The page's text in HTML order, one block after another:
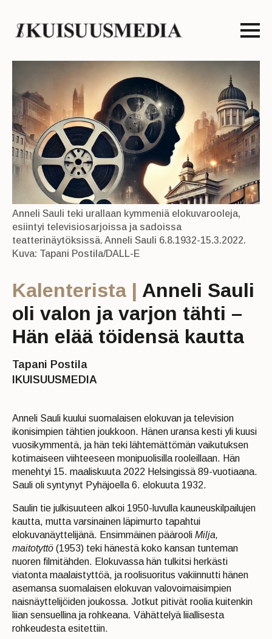
Anneli Sauli teki urallaan kymmeniä elokuvarooleja,
esiintyi televisiosarjoissa ja sadoissa
teatterinäytöksissä. Anneli Sauli 6.8.1932-15.3.2022.
Kuva: Tapani Postila/DALL-E
Kalenterista | Anneli Sauli
oli valon ja varjon tähti –
Hän elää töidensä kautta
Tapani Postila
IKUISUUSMEDIA
Anneli Sauli kuului suomalaisen elokuvan ja television
ikonisimpien tähtien joukkoon. Hänen uransa kesti yli kuusi
vuosikymmentä, ja hän teki lähtemättömän vaikutuksen
kotimaiseen viihteeseen monipuolisilla rooleillaan. Hän
menehtyi 15. maaliskuuta 2022 Helsingissä 89-vuotiaana.
Sauli oli syntynyt Pyhäjoella 6. elokuuta 1932.
Saulin tie julkisuuteen alkoi 1950-luvulla kauneuskilpailujen
kautta, mutta varsinainen läpimurto tapahtui
elokuvanäyttelijänä. Ensimmäinen päärooli Milja,
maitotyttö (1953) teki hänestä koko kansan tunteman
nuoren filmitähden. Elokuvassa hän tulkitsi herkästi
viatonta maalaistyttöä, ja roolisuoritus vakiinnutti hänen
asemansa suomalaisen elokuvan valovoimaisimpien
naisnäyttelijöiden joukossa. Jotkut pitivät roolia kuitenkin
liian sensuellina ja rohkeana. Vähättelyä liiallisesta
rohkeudesta esitettiin.